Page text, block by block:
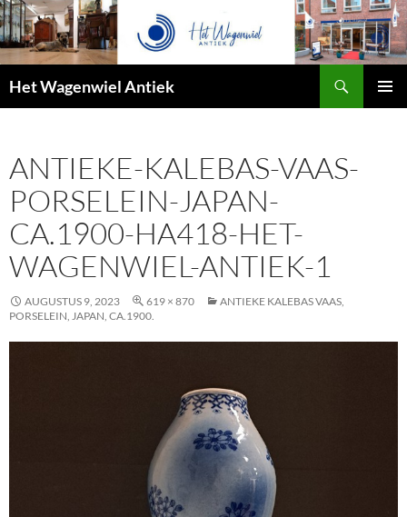
Het Wagenwiel Antiek
ANTIEKE-KALEBAS-VAAS-
PORSELEIN-JAPAN-
CA.1900-HA418-HET-
WAGENWIEL-ANTIEK-1
AUGUSTUS 9, 2023 619 × 870
ANTIEKE KALEBAS VAAS,
PORSELEIN, JAPAN, CA.1900.